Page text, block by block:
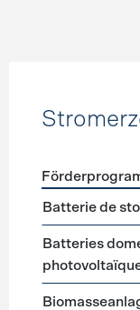
Batterie de
Batteries